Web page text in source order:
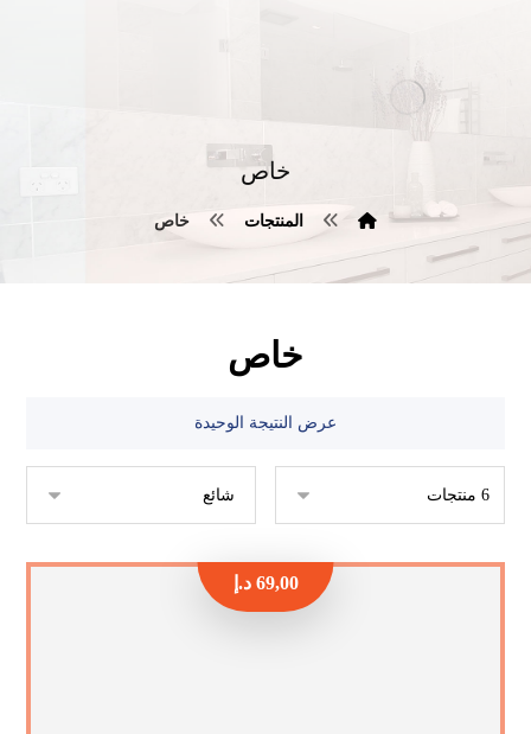
خاص
المنتجات خاص
خاص
عرض النتيجة الوحيدة
69,00 د.إ